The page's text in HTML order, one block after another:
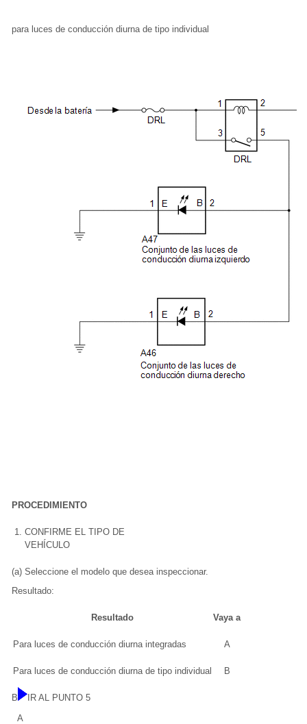
para luces de conducción diurna de tipo individual
PROCEDIMIENTO
1. CONFIRME EL TIPO DE
VEHÍCULO
(a) Seleccione el modelo que desea inspeccionar.
Resultado:
Resultado Vaya a
Para luces de conducción diurna integradas A
Para luces de conducción diurna de tipo individual B
B
IR AL PUNTO 5
A